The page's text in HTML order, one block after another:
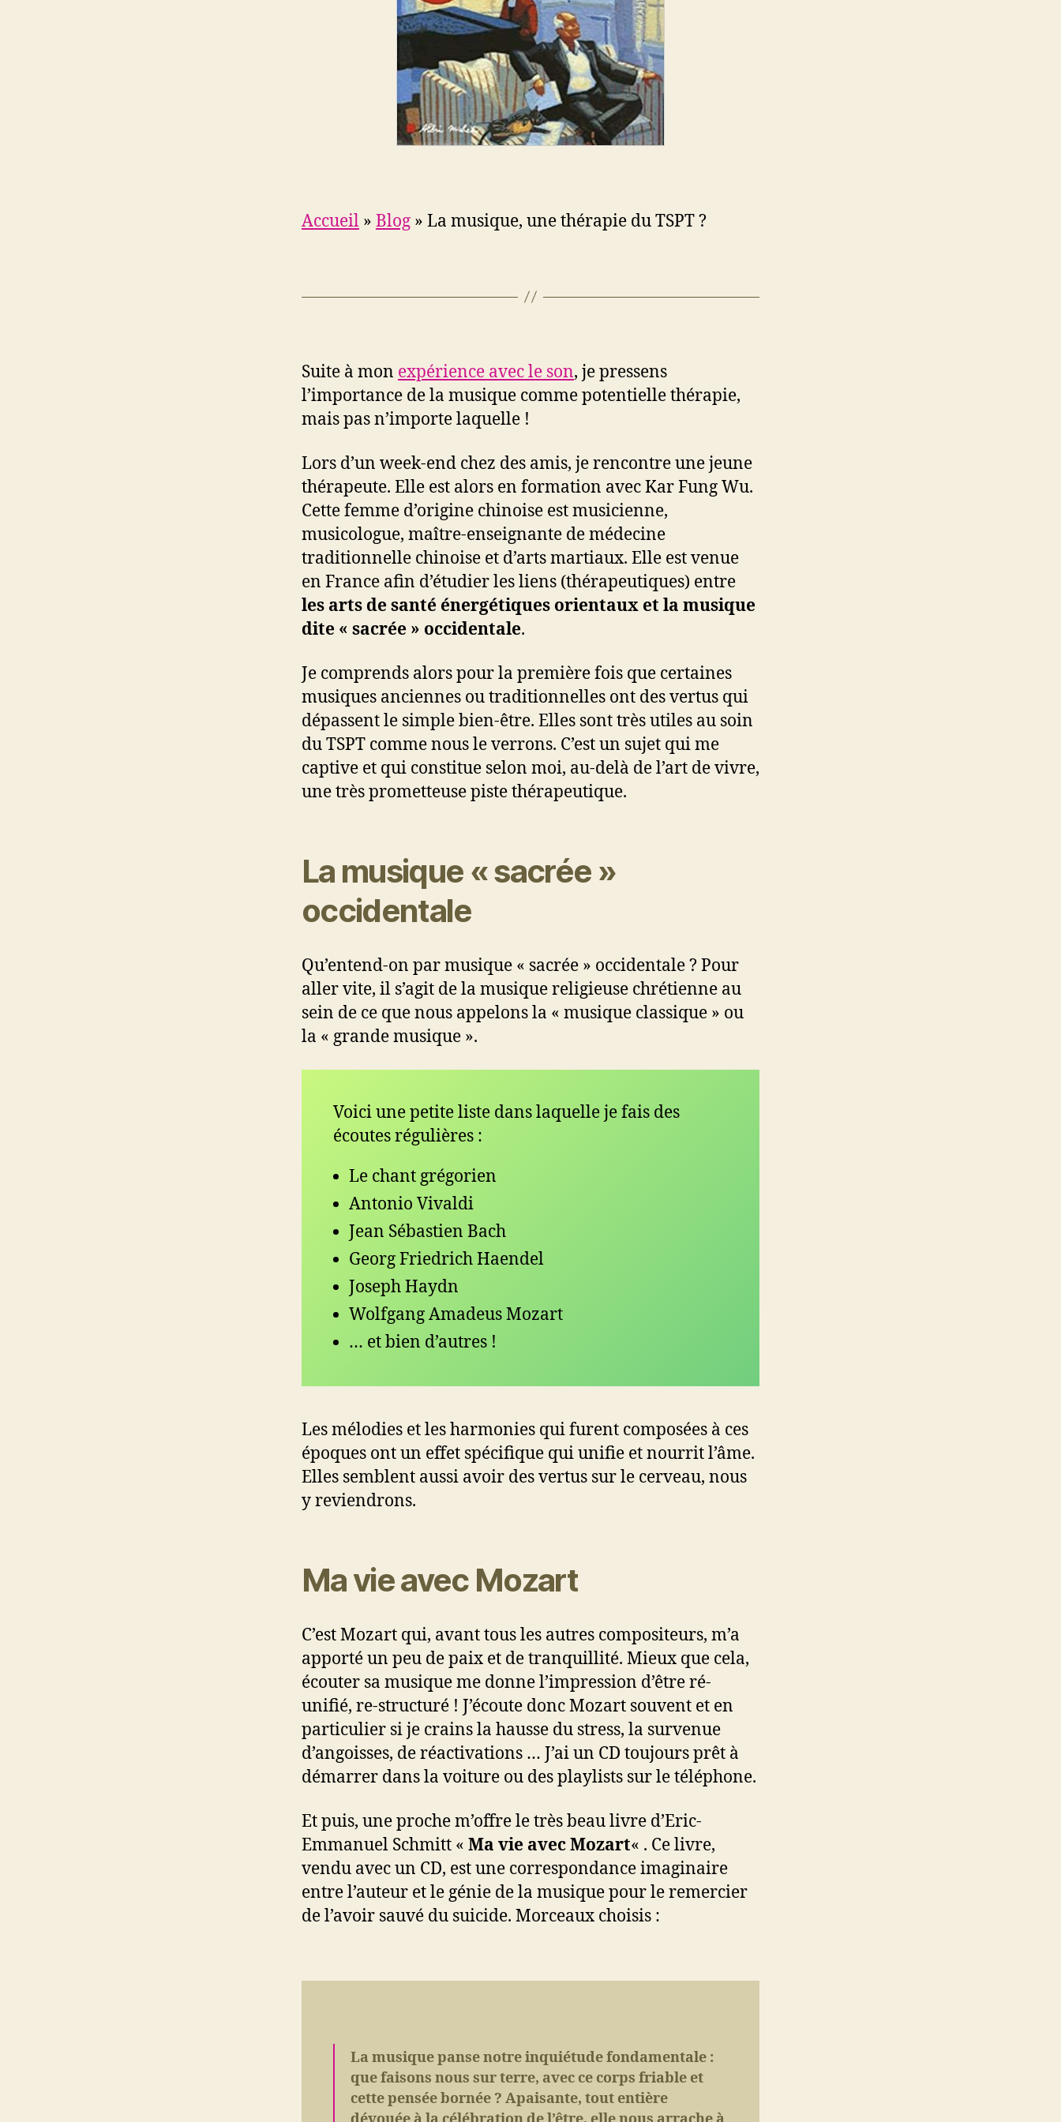
Accueil » Blog » La musique, une thérapie du TSPT ?
Suite à mon expérience avec le son, je pressens
l’importance de la musique comme potentielle thérapie,
mais pas n’importe laquelle !
Lors d’un week-end chez des amis, je rencontre une jeune
thérapeute. Elle est alors en formation avec Kar Fung Wu.
Cette femme d’origine chinoise est musicienne,
musicologue, maître-enseignante de médecine
traditionnelle chinoise et d’arts martiaux. Elle est venue
en France afin d’étudier les liens (thérapeutiques) entre
les arts de santé énergétiques orientaux et la musique
dite « sacrée » occidentale.
Je comprends alors pour la première fois que certaines
musiques anciennes ou traditionnelles ont des vertus qui
dépassent le simple bien-être. Elles sont très utiles au soin
du TSPT comme nous le verrons. C’est un sujet qui me
captive et qui constitue selon moi, au-delà de l’art de vivre,
une très prometteuse piste thérapeutique.
La musique « sacrée »
occidentale
Qu’entend-on par musique « sacrée » occidentale ? Pour
aller vite, il s’agit de la musique religieuse chrétienne au
sein de ce que nous appelons la « musique classique » ou
la « grande musique ».
Voici une petite liste dans laquelle je fais des
écoutes régulières :
Le chant grégorien
Antonio Vivaldi
Jean Sébastien Bach
Georg Friedrich Haendel
Joseph Haydn
Wolfgang Amadeus Mozart
… et bien d’autres !
Les mélodies et les harmonies qui furent composées à ces
époques ont un effet spécifique qui unifie et nourrit l’âme.
Elles semblent aussi avoir des vertus sur le cerveau, nous
y reviendrons.
Ma vie avec Mozart
C’est Mozart qui, avant tous les autres compositeurs, m’a
apporté un peu de paix et de tranquillité. Mieux que cela,
écouter sa musique me donne l’impression d’être ré-
unifié, re-structuré ! J’écoute donc Mozart souvent et en
particulier si je crains la hausse du stress, la survenue
d’angoisses, de réactivations … J’ai un CD toujours prêt à
démarrer dans la voiture ou des playlists sur le téléphone.
Et puis, une proche m’offre le très beau livre d’Eric-
Emmanuel Schmitt « Ma vie avec Mozart« . Ce livre,
vendu avec un CD, est une correspondance imaginaire
entre l’auteur et le génie de la musique pour le remercier
de l’avoir sauvé du suicide. Morceaux choisis :
La musique panse notre inquiétude fondamentale :
que faisons nous sur terre, avec ce corps friable et
cette pensée bornée ? Apaisante, tout entière